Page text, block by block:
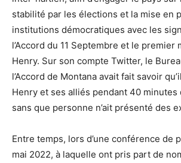
stabilité par les élections et la mise en
institutions démocratiques avec les
l’Accord du 11 Septembre et le premier
Henry. Sur son compte Twitter, le
l’Accord de Montana avait fait savoir
Henry et ses alliés pendant 40 minutes
sans que personne n’ait présenté des
Entre temps, lors d’une conférence de
mai 2022, à laquelle ont pris part de